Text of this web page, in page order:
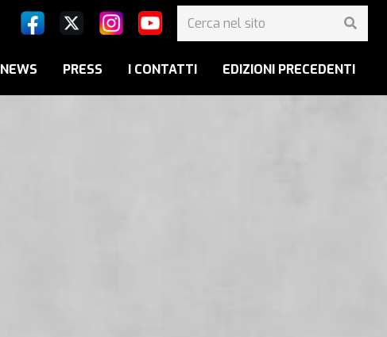
NEWS PRESS I CONTATTI EDIZIONI PRECEDENTI